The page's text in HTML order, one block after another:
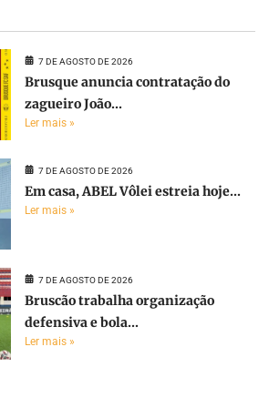
7 DE AGOSTO DE 2026
Brusque anuncia contratação do
zagueiro João...
Ler mais »
7 DE AGOSTO DE 2026
Em casa, ABEL Vôlei estreia hoje...
Ler mais »
7 DE AGOSTO DE 2026
Bruscão trabalha organização
defensiva e bola...
Ler mais »